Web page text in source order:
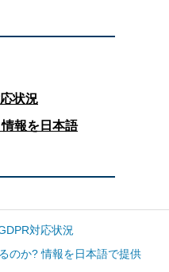
状況
報を日本語
対応状況
のか? 情報を日本語で提供